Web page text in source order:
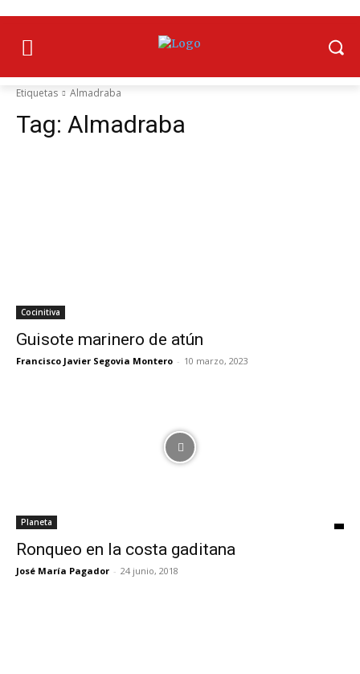
Etiquetas Almadraba
Tag: Almadraba
Cocinitiva
Guisote marinero de atún
Francisco Javier Segovia Montero - 10 marzo, 2023
Planeta
Ronqueo en la costa gaditana
José María Pagador - 24 junio, 2018